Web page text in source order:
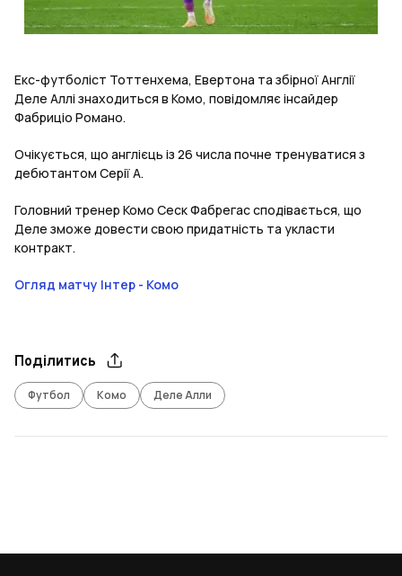
Екс-футболіст Тоттенхема, Евертона та збірної Англії
Деле Аллі знаходиться в Комо, повідомляє інсайдер
Фабриціо Романо.
Очікується, що англієць із 26 числа почне тренуватися з
дебютантом Серії А.
Головний тренер Комо Сеск Фабрегас сподівається, що
Деле зможе довести свою придатність та укласти
контракт.
Огляд матчу Інтер - Комо
Поділитись
Футбол Комо Деле Алли